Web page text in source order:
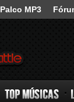
Palco MP3